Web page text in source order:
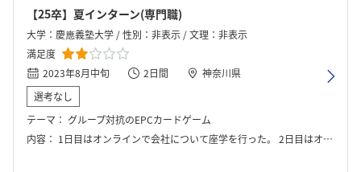
【25卒】夏インターン(専門職)
大学：慶應義塾大学 / 性別：非表示 / 文理：非表示
満足度
2023年8月中旬
2日間
神奈川県
選考なし
テーマ： グループ対抗のEPCカードゲーム
内容： 1日目はオンラインで会社について座学を行った。 2日目はオフィスでグループに別れてカードゲームを行った。